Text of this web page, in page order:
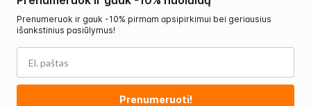
Prenumeruok ir gauk -10% pirmam apsipirkimui bei geriausius
išankstinius pasiūlymus!
Prenumeruoti!